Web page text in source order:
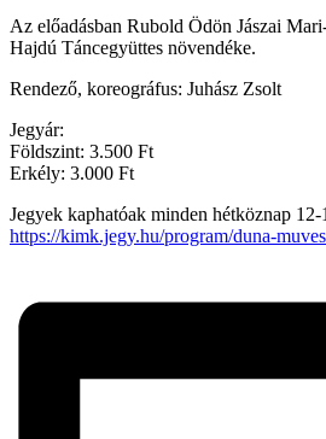
Az előadásban Rubold Ödön Jászai
Hajdú Táncegyüttes növendéke.
Rendező, koreográfus: Juhász Zsolt
Jegyár:
Földszint: 3.500 Ft
Erkély: 3.000 Ft
Jegyek kaphatóak minden hétköznap
https://kimk.jegy.hu/program/duna-